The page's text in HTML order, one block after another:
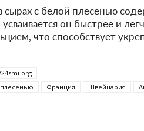
сырах с белой плесенью
он быстрее и
что способствует
Франция Швейцария